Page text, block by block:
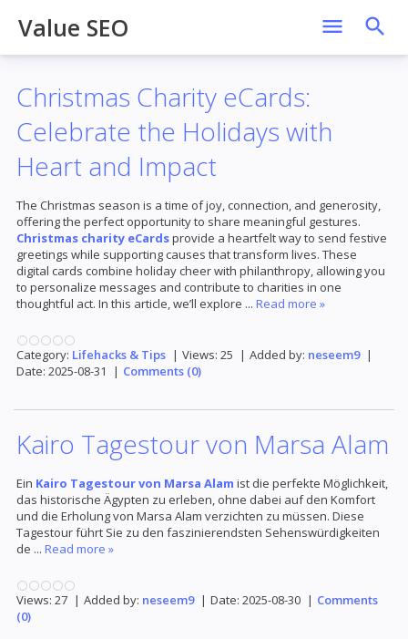
Value SEO
Christmas Charity eCards:
Celebrate the Holidays with
Heart and Impact
The Christmas season is a time of joy, connection, and generosity,
offering the perfect opportunity to share meaningful gestures.
Christmas charity eCardsprovide a heartfelt way to send festive
greetings while supporting causes that transform lives. These
digital cards combine holiday cheer with philanthropy, allowing you
to personalize messages and contribute to charities in one
thoughtful act. In this article, we’ll explore ... Read more »
Category: Lifehacks & Tips | Views: 25 | Added by: neseem9 |
Date: 2025-08-31 | Comments (0)
Kairo Tagestour von Marsa Alam
Ein Kairo Tagestour von Marsa Alam ist die perfekte Möglichkeit,
das historische Ägypten zu erleben, ohne dabei auf den Komfort
und die Erholung von Marsa Alam verzichten zu müssen. Diese
Tagestour führt Sie zu den faszinierendsten Sehenswürdigkeiten
de ... Read more »
Views: 27 | Added by: neseem9 | Date: 2025-08-30 | Comments
(0)